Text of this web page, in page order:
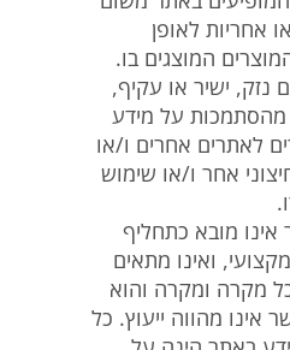
אחריות לאופן
המוצגים בו.
נזק, ישיר או עקיף,
מהסתמכות על מידע
לאתרים אחרים ו/או
אחר ו/או שימוש
מובא כתחליף
ואינו מתאים
מקרה ומקרה והוא
אינו מהווה ייעוץ. כל